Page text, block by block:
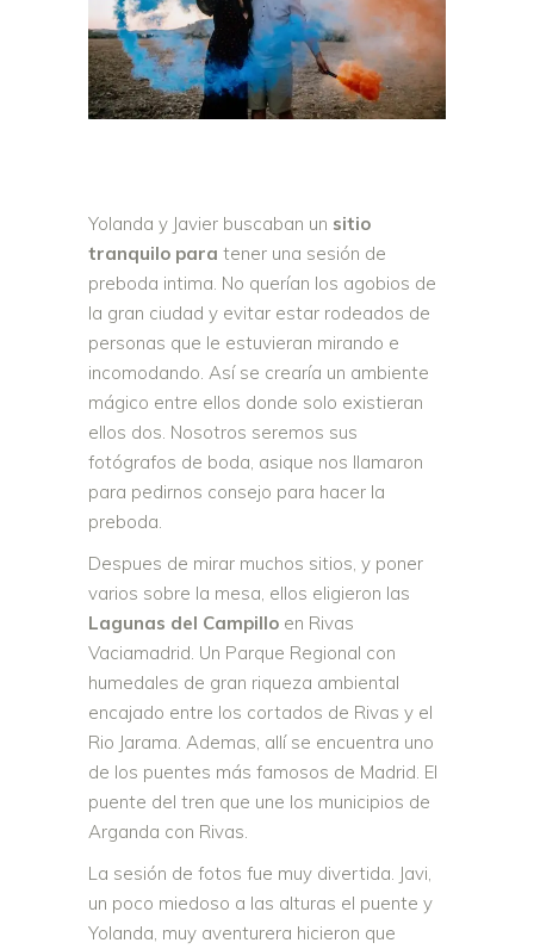
Yolanda y Javier buscaban un sitio
tranquilo para tener una sesión de
preboda intima. No querían los agobios de
la gran ciudad y evitar estar rodeados de
personas que le estuvieran mirando e
incomodando. Así se crearía un ambiente
mágico entre ellos donde solo existieran
ellos dos. Nosotros seremos sus
fotógrafos de boda, asique nos llamaron
para pedirnos consejo para hacer la
preboda.
Despues de mirar muchos sitios, y poner
varios sobre la mesa, ellos eligieron las
Lagunas del Campillo en Rivas
Vaciamadrid. Un Parque Regional con
humedales de gran riqueza ambiental
encajado entre los cortados de Rivas y el
Rio Jarama. Ademas, allí se encuentra uno
de los puentes más famosos de Madrid. El
puente del tren que une los municipios de
Arganda con Rivas.
La sesión de fotos fue muy divertida. Javi,
un poco miedoso a las alturas el puente y
Yolanda, muy aventurera hicieron que